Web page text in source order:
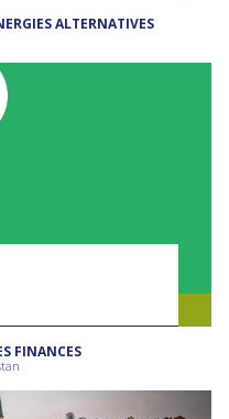
ALTERNATIVES
FINANCES